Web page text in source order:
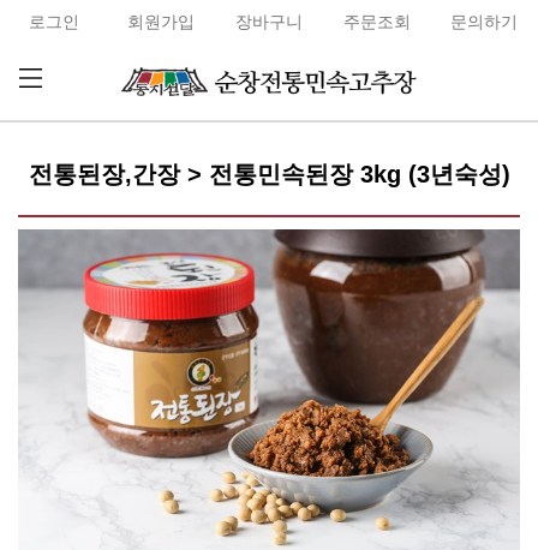
로그인 회원가입 장바구니 주문조회 문의하기
전통된장,간장 > 전통민속된장 3kg (3년숙성)